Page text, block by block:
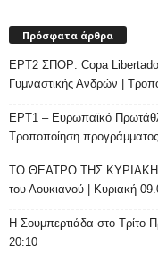
Πρόσφατα άρθρα
ΕΡΤ2 ΣΠΟΡ: Copa
Γυμναστικής Ανδρών |
ΕΡΤ1 – Ευρωπαϊκό
Τροποποίηση
ΤΟ ΘΕΑΤΡΟ ΤΗΣ
του Λουκιανού | Κυριακή
H Σουμπερτιάδα στο Τρίτο
20:10